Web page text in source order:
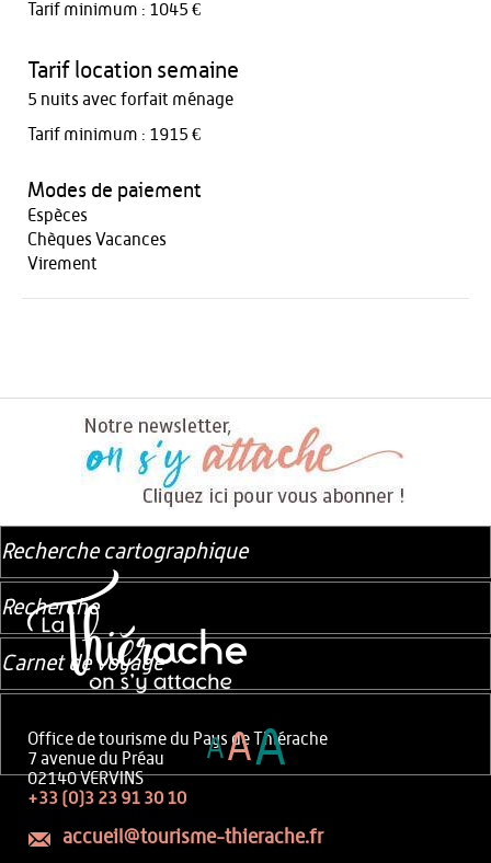
Tarif minimum : 1045 €
Tarif location semaine
5 nuits avec forfait ménage
Tarif minimum : 1915 €
Modes de paiement
Espèces
Chèques Vacances
Virement
Office de tourisme du Pays de Thiérache
7 avenue du Préau
02140 VERVINS
+33 (0)3 23 91 30 10
accueil@tourisme-thierache.fr
Recherche cartographique
Recherche
Carnet de voyage
AAA